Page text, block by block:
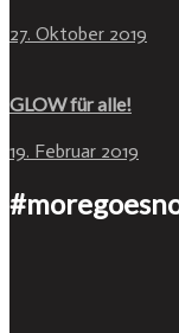
27. Oktober 2019
GLOW für alle!
19. Februar 2019